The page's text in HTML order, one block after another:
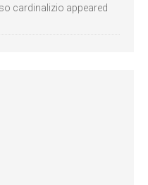
cardinalizio appeared